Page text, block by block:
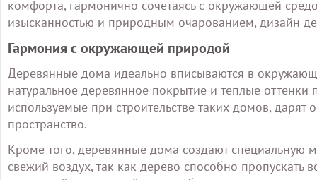
комфорта, гармонично сочетаясь с окружающей
изысканностью и природным очарованием, дизайн
Гармония с окружающей природой
Деревянные дома идеально вписываются в
натуральное деревянное покрытие и теплые
используемые при строительстве таких домов,
пространство.
Кроме того, деревянные дома создают специальную
свежий воздух, так как дерево способно пропускать